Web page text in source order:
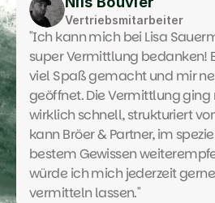
Vertriebsmitarbeiter
"Ich kann mich bei Lisa
super Vermittlung bedanken!
viel Spaß gemacht und mir
geöffnet. Die Vermittlung ging
wirklich schnell, strukturiert
kann Bröer & Partner, im
bestem Gewissen
würde ich mich jederzeit
vermitteln lassen."